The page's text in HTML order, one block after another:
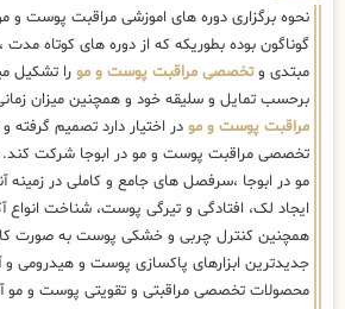
نحوه برگزاری دوره های اموزشی مراقبت پوست و
گوناگون بوده بطوریکه که از دوره های کوتاه
مبتدی وتخصصی مراقبت پوست و مو را تشکیل
برحسب تمایل و سلیقه خود و همچنین میزان
مراقبت پوست و مو در اختیار دارد تصمیم گرفته
تخصصی مراقبت پوست و مو در ابوجا شرکت کند.
مو در ابوجا ،سرفصل های جامع و کاملی در زمینه
ایجاد لک، افتادگی و تیرگی پوست، شناخت انواع
همچنین کنترل چربی و خشکی پوست به صورت
جدیدترین ابزارهای پاکسازی پوست و هیدرومی و
محصولات تخصصی مراقبتی و تقویتی پوست و مو